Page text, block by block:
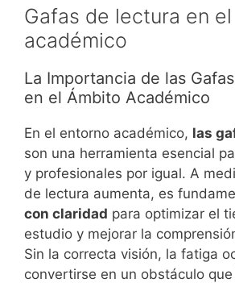
Gafas de lectura en
académico
La Importancia de las
en el Ámbito Académico
En el entorno académico, las
son una herramienta esencial
y profesionales por igual. A
de lectura aumenta, es
con claridad para optimizar el
estudio y mejorar la
Sin la correcta visión, la fatiga
convertirse en un obstáculo